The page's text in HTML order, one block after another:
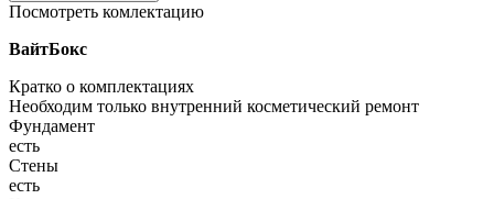
Посмотреть комлектацию
ВайтБокс
Кратко о комплектациях
Необходим только внутренний косметический ремонт
Фундамент
есть
Стены
есть